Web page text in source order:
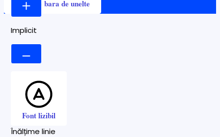
Ascunde bara de unelte
Implicit
Font lizibil
Înălțime linie